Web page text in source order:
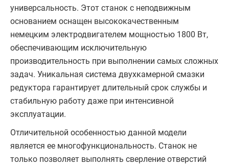
универсальность. Этот станок с неподвижным
основанием оснащен высококачественным
немецким электродвигателем мощностью 1800 Вт,
обеспечивающим исключительную
производительность при выполнении самых сложных
задач. Уникальная система двухкамерной смазки
редуктора гарантирует длительный срок службы и
стабильную работу даже при интенсивной
эксплуатации.
Отличительной особенностью данной модели
является ее многофункциональность. Станок не
только позволяет выполнять сверление отверстий